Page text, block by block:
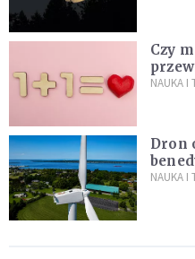
Czy
NAUKA I
Dron
NAUKA I